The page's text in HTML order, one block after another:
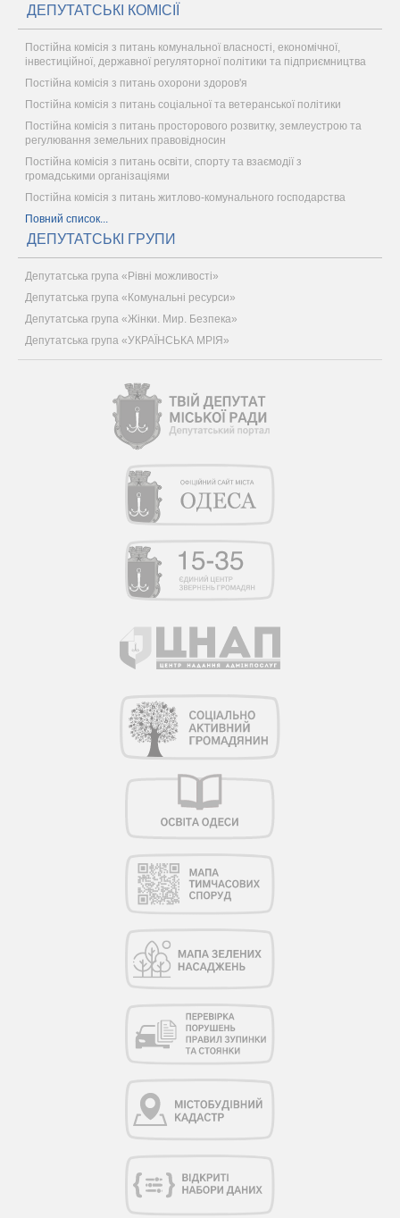
ДЕПУТАТСЬКІ КОМІСІЇ
Постійна комісія з питань комунальної власності, економічної,
інвестиційної, державної регуляторної політики та підприємництва
Постійна комісія з питань охорони здоров'я
Постійна комісія з питань соціальної та ветеранської політики
Постійна комісія з питань просторового розвитку, землеустрою та
регулювання земельних правовідносин
Постійна комісія з питань освіти, спорту та взаємодії з
громадськими організаціями
Постійна комісія з питань житлово-комунального господарства
Повний список...
ДЕПУТАТСЬКІ ГРУПИ
Депутатська група «Рівні можливості»
Депутатська група «Комунальні ресурси»
Депутатська група «Жінки. Мир. Безпека»
Депутатська група «УКРАЇНСЬКА МРІЯ»